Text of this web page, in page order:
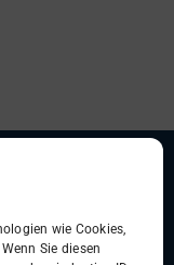
wie Cookies,
Sie diesen